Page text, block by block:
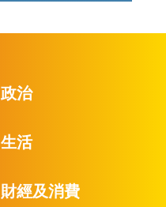
政治
生活
財經及消費